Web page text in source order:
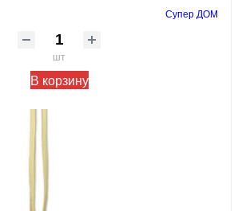
Супер ДОМ
шт
В корзину